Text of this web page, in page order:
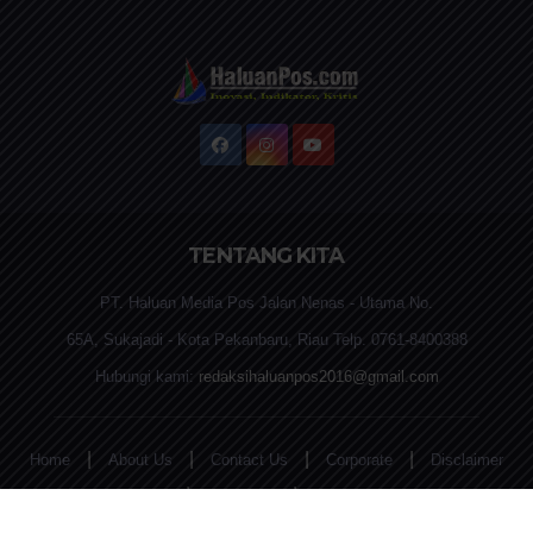
TENTANG KITA
PT. Haluan Media Pos Jalan Nenas - Utama No.
65A, Sukajadi - Kota Pekanbaru, Riau Telp. 0761-8400388
Hubungi kami: redaksihaluanpos2016@gmail.com
Home About Us Contact Us Corporate
Disclaimer
| |